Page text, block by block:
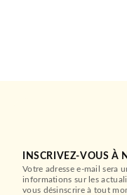
INSCRIVEZ-VOUS À
Votre adresse e-mail sera
informations sur les
vous désinscrire à tout